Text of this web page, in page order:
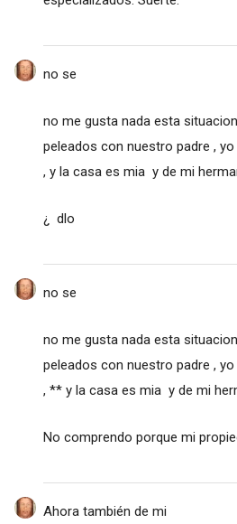
no se
no me gusta nada esta
peleados con nuestro padre ,
, y la casa es mia y de mi
¿ dlo
no se
no me gusta nada esta
peleados con nuestro padre ,
, ** y la casa es mia y de mi
No comprendo porque mi
Ahora también de mi